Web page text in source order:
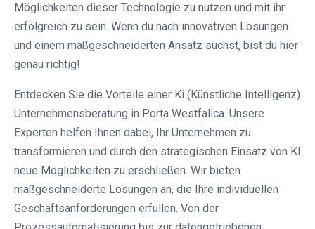
Möglichkeiten dieser Technologie zu nutzen und mit ihr
erfolgreich zu sein. Wenn du nach innovativen Lösungen
und einem maßgeschneiderten Ansatz suchst, bist du hier
genau richtig!
Entdecken Sie die Vorteile einer Ki (Künstliche Intelligenz)
Unternehmensberatung in Porta Westfalica. Unsere
Experten helfen Ihnen dabei, Ihr Unternehmen zu
transformieren und durch den strategischen Einsatz von KI
neue Möglichkeiten zu erschließen. Wir bieten
maßgeschneiderte Lösungen an, die Ihre individuellen
Geschäftsanforderungen erfüllen. Von der